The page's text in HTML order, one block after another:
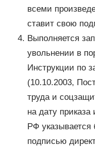
всеми
ставит свою
Выполняется
увольнении в
Инструкции по
(10.10.2003,
труда и
на дату приказа
РФ указывается
подписью